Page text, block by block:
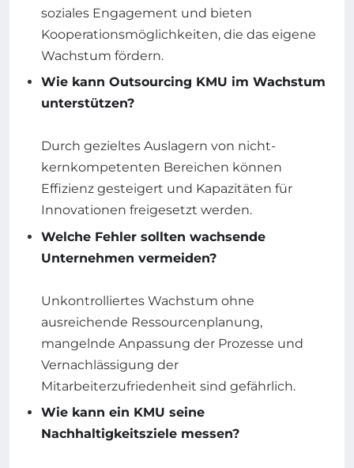
soziales Engagement und bieten
Kooperationsmöglichkeiten, die das eigene
Wachstum fördern.
Wie kann Outsourcing KMU im Wachstum
unterstützen?
Durch gezieltes Auslagern von nicht-
kernkompetenten Bereichen können
Effizienz gesteigert und Kapazitäten für
Innovationen freigesetzt werden.
Welche Fehler sollten wachsende
Unternehmen vermeiden?
Unkontrolliertes Wachstum ohne
ausreichende Ressourcenplanung,
mangelnde Anpassung der Prozesse und
Vernachlässigung der
Mitarbeiterzufriedenheit sind gefährlich.
Wie kann ein KMU seine
Nachhaltigkeitsziele messen?